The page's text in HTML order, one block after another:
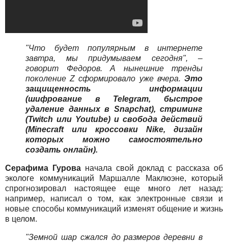
"Что будет популярным в интернете
завтра, мы придумываем сегодня", –
говорит Федоров. А нынешние тренды
поколение Z сформировало уже вчера. Это
защищенность информации
(шифрование в Telegram, быстрое
удаление данных в Snapchat), стриминг
(Twitch или Youtube) и свобода действий
(Minecraft или кроссовки Nike, дизайн
которых можно самостоятельно
создать онлайн).
Серафима Гурованачала свой доклад с рассказа об
экологе коммуникаций Маршалле Маклюэне, который
спрогнозировал настоящее еще много лет назад:
например, написал о том, как электронные связи и
новые способы коммуникаций изменят общение и жизнь
в целом.
"Земной шар сжался до размеров деревни в